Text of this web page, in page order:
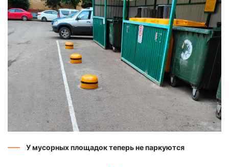
У мусорных площадок теперь не паркуются